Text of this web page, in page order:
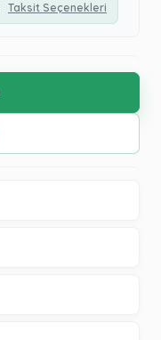
Taksit Seçenekleri